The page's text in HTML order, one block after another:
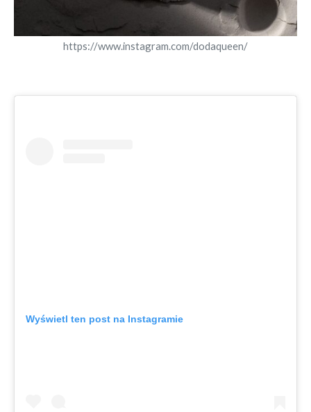
https://www.instagram.com/dodaqueen/
Wyświetl ten post na Instagramie